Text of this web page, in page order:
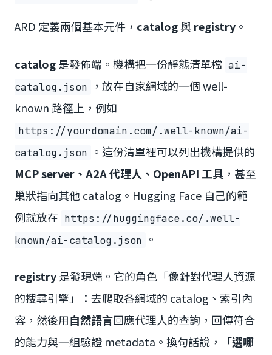
ARD 定義兩個基本元件， catalog與registry 。
catalog是發佈端。機構把一份靜態清單檔 ai-
catalog.json
，放在自家網域的一個 well-
known 路徑上，例如
https://yourdomain.com/.well-known/ai-
catalog.json 。這份清單裡可以列出機構提供的
MCP server、A2A 代理人、OpenAPI 工具 ，甚至
巢狀指向其他 catalog。Hugging Face 自己的範
例就放在 https://huggingface.co/.well-
known/ai-catalog.json 。
registry是發現端。它的角色「像針對代理人資源
的搜尋引擎」：去爬取各網域的 catalog、索引內
容，然後用自然語言回應代理人的查詢，回傳符合
的能力與一組驗證 metadata。換句話說，「選哪